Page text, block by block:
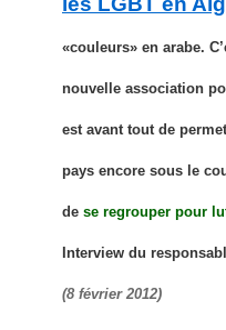
«couleurs» en arabe.
nouvelle association
est avant tout de
pays encore sous le
de se regrouper pour
Interview du
(8 février 2012)